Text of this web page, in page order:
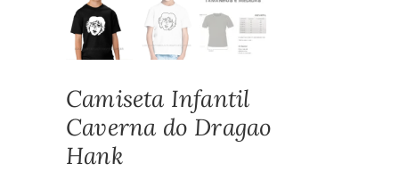
Camiseta Infantil
Caverna do Dragao
Hank